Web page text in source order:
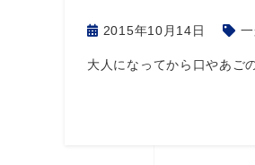
2015年10月14日
大人になってから口やあご